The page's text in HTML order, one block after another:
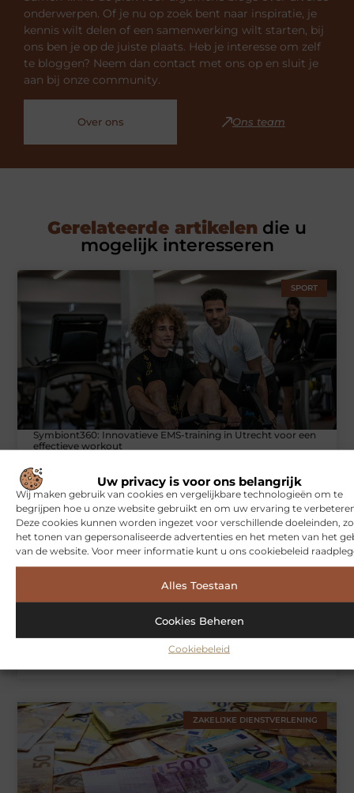
Uw privacy is voor ons belangrijk
Wij maken gebruik van cookies en vergelijkbare technologieën om te
begrijpen hoe u onze website gebruikt en om uw ervaring te
Deze cookies kunnen worden ingezet voor verschillende doeleinden,
het tonen van gepersonaliseerde advertenties en het meten van het
van de website. Voor meer informatie kunt u ons cookiebeleid
Alles Toestaan
Cookies Beheren
Cookiebeleid
onderwerpen. Of je nu op zoek bent naar inspiratie, je
kennis wilt delen of een samenwerking wilt starten, bij
ons ben je op de juiste plaats. Heb je interesse om zelf
te bloggen? Neem dan contact met ons op en sluit je
aan bij onze community.
Over ons Ons team
Gerelateerde artikelen die u
mogelijk interesseren
SPORT
Symbiont360: Innovatieve EMS-training in Utrecht voor een
effectieve workout
WONINGEN
Hoe je jouw woning in Amsterdam beter beschermt tegen
ZAKELIJKE DIENSTVERLENING